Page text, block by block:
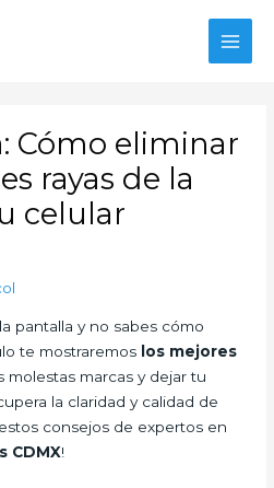
Cómo eliminar
rayas de la
celular
pantalla y no sabes cómo
te mostraremos los mejores
molestas marcas y dejar tu
la claridad y calidad de
consejos de expertos en
CDMX!